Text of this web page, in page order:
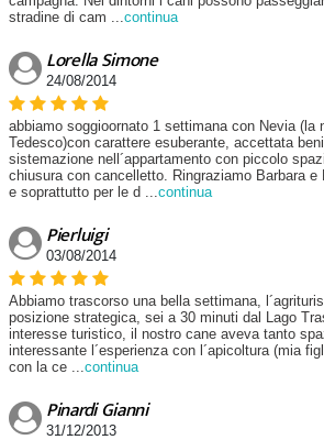
stradine di cam ...continua
Lorella Simone
24/08/2014
abbiamo soggioornato 1 settimana con Nevia (la
Tedesco)con carattere esuberante, accettata
sistemazione nell´appartamento con piccolo
chiusura con cancelletto. Ringraziamo Barbara e
e soprattutto per le d ...continua
Pierluigi
03/08/2014
Abbiamo trascorso una bella settimana,
posizione strategica, sei a 30 minuti dal Lago
interesse turistico, il nostro cane aveva tanto
interessante l´esperienza con l´apicoltura (mia
con la ce ...continua
Pinardi Gianni
31/12/2013